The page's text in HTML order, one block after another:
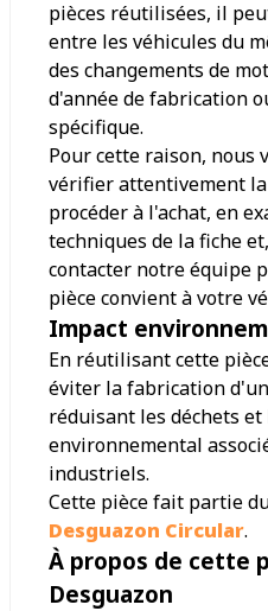
pièces réutilisées, il
entre les véhicules du
des changements de
d'année de fabrication
spécifique.
Pour cette raison, nous
vérifier attentivement
procéder à l'achat, en
techniques de la fiche
contacter notre équipe
pièce convient à votre
Impact
En réutilisant cette
éviter la fabrication
réduisant les déchets
environnemental
industriels.
Cette pièce fait partie
Desguazon Circular.
À propos de cette
Desguazon